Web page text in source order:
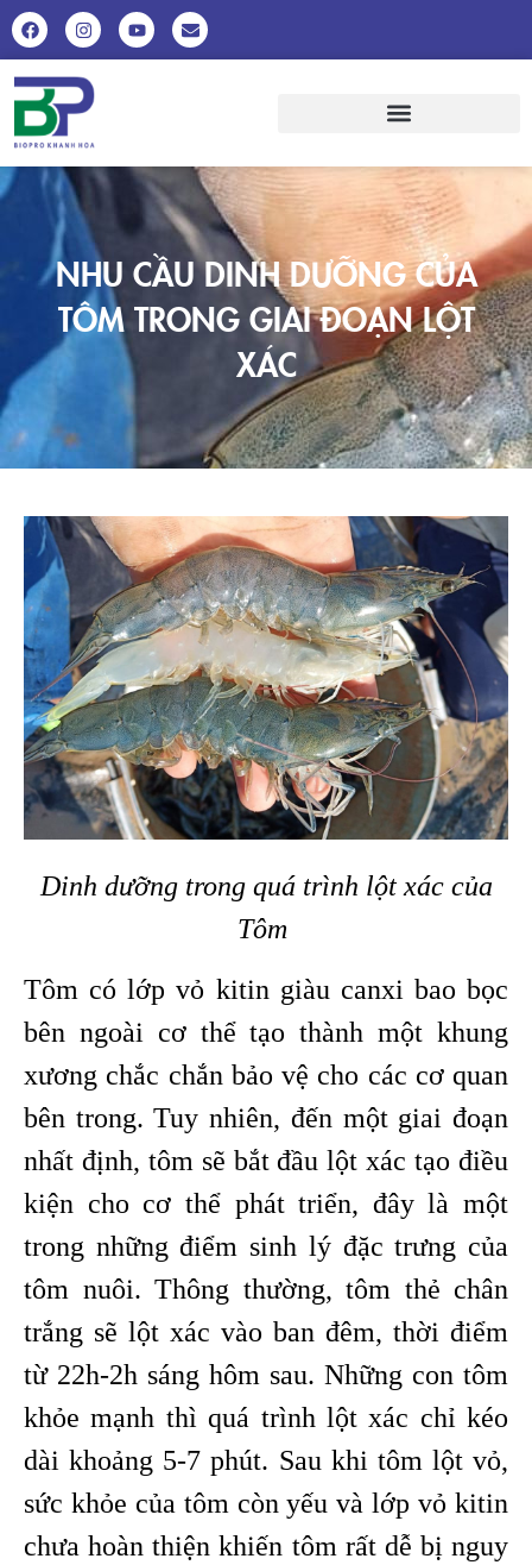
NHU CẦU DINH DƯỠNG CỦA
TÔM TRONG GIAI ĐOẠN LỘT
XÁC
Dinh dưỡng trong quá trình lột xác của
Tôm
Tôm có lớp vỏ kitin giàu canxi bao bọc
bên ngoài cơ thể tạo thành một khung
xương chắc chắn bảo vệ cho các cơ quan
bên trong. Tuy nhiên, đến một giai đoạn
nhất định, tôm sẽ bắt đầu lột xác tạo điều
kiện cho cơ thể phát triển, đây là một
trong những điểm sinh lý đặc trưng của
tôm nuôi. Thông thường, tôm thẻ chân
trắng sẽ lột xác vào ban đêm, thời điểm
từ 22h-2h sáng hôm sau. Những con tôm
khỏe mạnh thì quá trình lột xác chỉ kéo
dài khoảng 5-7 phút. Sau khi tôm lột vỏ,
sức khỏe của tôm còn yếu và lớp vỏ kitin
chưa hoàn thiện khiến tôm rất dễ bị nguy